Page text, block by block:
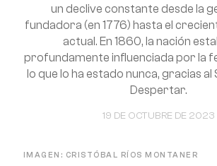
19 DE OCTUBRE DE 2023
un declive constante desde la
fundadora (en 1776) hasta el
actual. En 1860, la nación
profundamente influenciada por la
lo que lo ha estado nunca, gracias al
Despertar.
IMAGEN: CRISTÓBAL RÍOS MONTANER